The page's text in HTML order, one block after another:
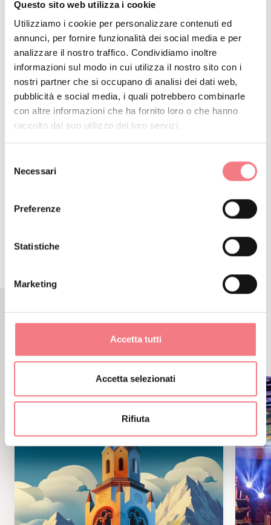
Questo sito web utilizza i cookie
Utilizziamo i cookie per personalizzare contenuti ed
annunci, per fornire funzionalità dei social media e per
analizzare il nostro traffico. Condividiamo inoltre
informazioni sul modo in cui utilizza il nostro sito con i
nostri partner che si occupano di analisi dei dati web,
pubblicità e social media, i quali potrebbero combinarle
con altre informazioni che ha fornito loro o che hanno
raccolto dal suo utilizzo dei loro servizi.
delNecessari
Preferenze
Statistiche
Marketing
Accetta tutti
Accetta selezionati
Rifiuta
INFO E CONTATTI DELL'ORGANIZZATORE
Musicantus
info@musincantus.it
ALTRI EVENTI